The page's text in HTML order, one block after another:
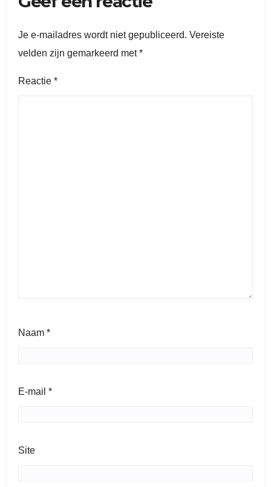
Je e-mailadres wordt niet gepubliceerd. Vereiste
velden zijn gemarkeerd met*
Reactie *
Naam *
E-mail *
Site